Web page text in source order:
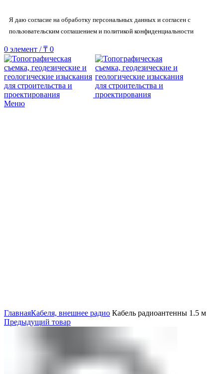
Я даю согласие на обработку персональных данных и согласен с
пользовательским соглашением и политикой конфиденциальности
0 элемент / ₸ 0
Меню
ГлавнаяКабеля, внешнее радио Кабель радиоантенны 1.5 м
Предыдущий товар